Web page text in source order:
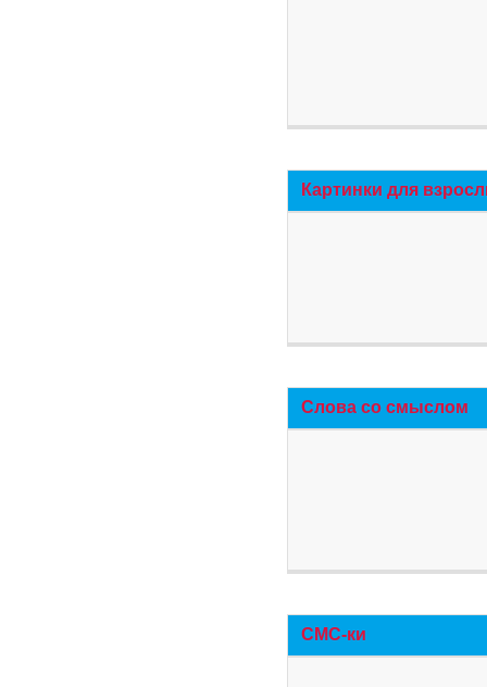
Картинки для
Слова со смыслом
СМС-ки